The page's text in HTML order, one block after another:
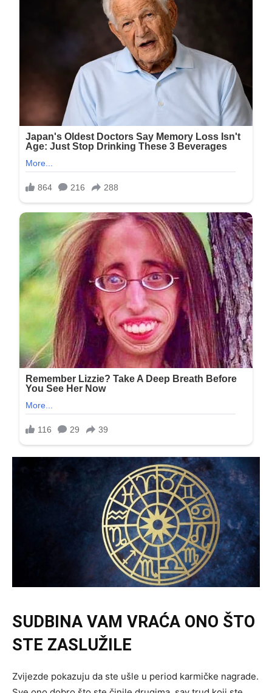
SUDBINA VAM VRAĆA ONO ŠTO
STE ZASLUŽILE
Zvijezde pokazuju da ste ušle u period karmičke nagrade.